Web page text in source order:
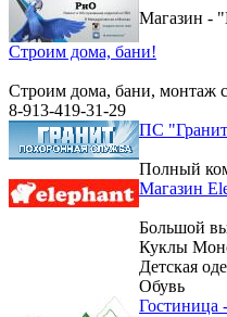
Магазин -
Строим дома, бани!
Строим дома, бани, монтаж
8-913-419-31-29
ПС
Полный
Магазин
Большой
Куклы
Детская
Обувь
Гостиница